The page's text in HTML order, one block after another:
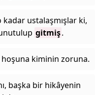
kadar ustalaşmışlar ki,
gitmiş.
kiminin zoruna.
başka bir hikâyenin